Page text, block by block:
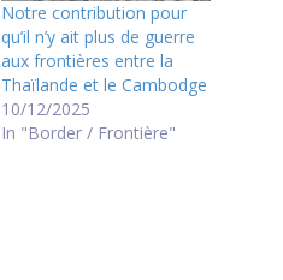
Notre contribution pour
qu’il n’y ait plus de guerre
aux frontières entre la
Thaïlande et le Cambodge
10/12/2025
In "Border / Frontière"